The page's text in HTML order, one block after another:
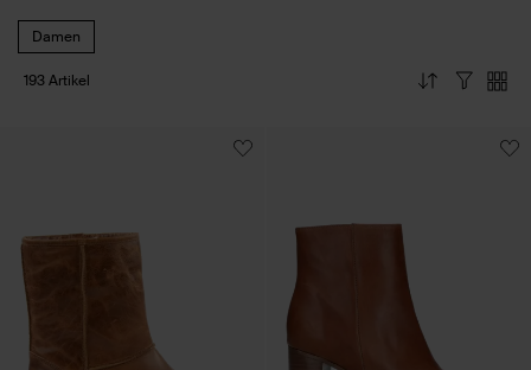
Damen
193 Artikel